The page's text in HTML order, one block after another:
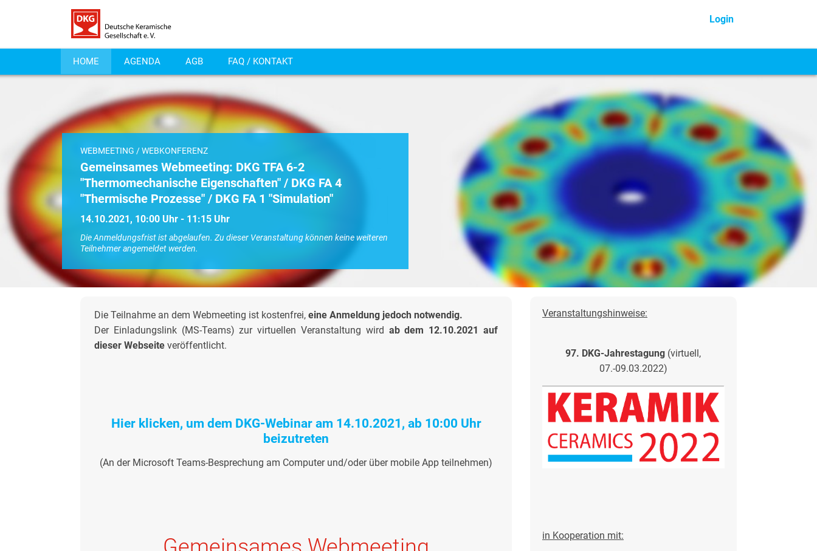
Login
HOME AGENDA AGB FAQ / KONTAKT
WEBMEETING / WEBKONFERENZ
Gemeinsames Webmeeting: DKG TFA 6-2
"Thermomechanische Eigenschaften" / DKG FA 4
"Thermische Prozesse" / DKG FA 1 "Simulation"
14.10.2021, 10:00 Uhr - 11:15 Uhr
Die Anmeldungsfrist ist abgelaufen. Zu dieser Veranstaltung können keine weiteren
Teilnehmer angemeldet werden.
Die Teilnahme an dem Webmeeting ist kostenfrei, eine Anmeldung jedoch notwendig.
Der Einladungslink (MS-Teams) zur virtuellen Veranstaltung wird ab dem 12.10.2021 auf
dieser Webseite veröffentlicht.
Hier klicken, um dem DKG-Webinar am 14.10.2021, ab 10:00 Uhr
beizutreten
(An der Microsoft Teams-Besprechung am Computer und/oder über mobile App teilnehmen)
Veranstaltungshinweise:
97. DKG-Jahrestagung (virtuell,
07.-09.03.2022)
in Kooperation mit: